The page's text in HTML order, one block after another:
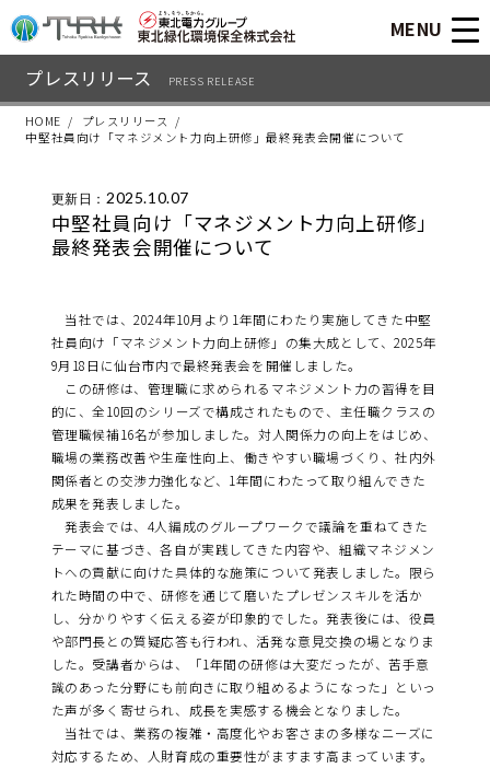
MENU
HOME
プレスリリース
中堅社員向け「マネジメント力向上研修」最終発表会開催について
プレスリリース PRESS RELEASE
更新日： 2025.10.07
中堅社員向け「マネジメント力向上研修」
最終発表会開催について
当社では、2024年10月より1年間にわたり実施してきた中堅
社員向け「マネジメント力向上研修」の集大成として、2025年
9月18日に仙台市内で最終発表会を開催しました。
この研修は、管理職に求められるマネジメント力の習得を目
的に、全10回のシリーズで構成されたもので、主任職クラスの
管理職候補16名が参加しました。対人関係力の向上をはじめ、
職場の業務改善や生産性向上、働きやすい職場づくり、社内外
関係者との交渉力強化など、1年間にわたって取り組んできた
成果を発表しました。
発表会では、4人編成のグループワークで議論を重ねてきた
テーマに基づき、各自が実践してきた内容や、組織マネジメン
トへの貢献に向けた具体的な施策について発表しました。限ら
れた時間の中で、研修を通じて磨いたプレゼンスキルを活か
し、分かりやすく伝える姿が印象的でした。発表後には、役員
や部門長との質疑応答も行われ、活発な意見交換の場となりま
した。受講者からは、「1年間の研修は大変だったが、苦手意
識のあった分野にも前向きに取り組めるようになった」といっ
た声が多く寄せられ、成長を実感する機会となりました。
当社では、業務の複雑・高度化やお客さまの多様なニーズに
対応するため、人財育成の重要性がますます高まっています。